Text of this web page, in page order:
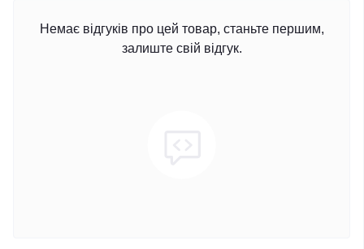
Немає відгуків про цей товар, станьте першим,
залиште свій відгук.